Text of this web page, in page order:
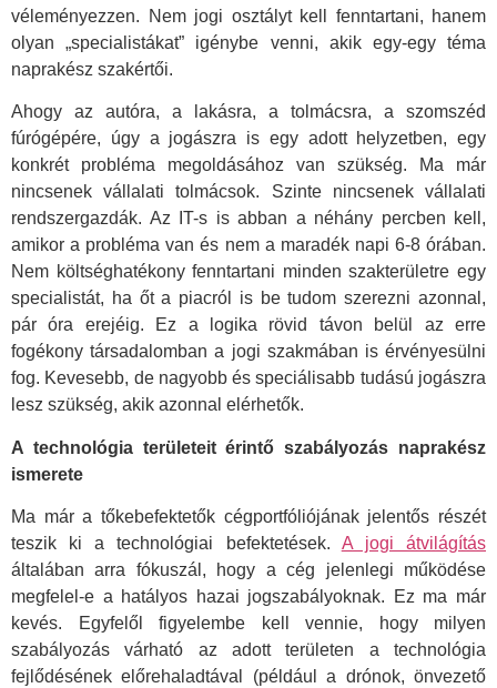
véleményezzen. Nem jogi osztályt kell fenntartani, hanem
olyan „specialistákat” igénybe venni, akik egy-egy téma
naprakész szakértői.
Ahogy az autóra, a lakásra, a tolmácsra, a szomszéd
fúrógépére, úgy a jogászra is egy adott helyzetben, egy
konkrét probléma megoldásához van szükség. Ma már
nincsenek vállalati tolmácsok. Szinte nincsenek vállalati
rendszergazdák. Az IT-s is abban a néhány percben kell,
amikor a probléma van és nem a maradék napi 6-8 órában.
Nem költséghatékony fenntartani minden szakterületre egy
specialistát, ha őt a piacról is be tudom szerezni azonnal,
pár óra erejéig. Ez a logika rövid távon belül az erre
fogékony társadalomban a jogi szakmában is érvényesülni
fog. Kevesebb, de nagyobb és speciálisabb tudású jogászra
lesz szükség, akik azonnal elérhetők.
A technológia területeit érintő szabályozás naprakész
ismerete
Ma már a tőkebefektetők cégportfóliójának jelentős részét
teszik ki a technológiai befektetések. A jogi átvilágítás
általában arra fókuszál, hogy a cég jelenlegi működése
megfelel-e a hatályos hazai jogszabályoknak. Ez ma már
kevés. Egyfelől figyelembe kell vennie, hogy milyen
szabályozás várható az adott területen a technológia
fejlődésének előrehaladtával (például a drónok, önvezető